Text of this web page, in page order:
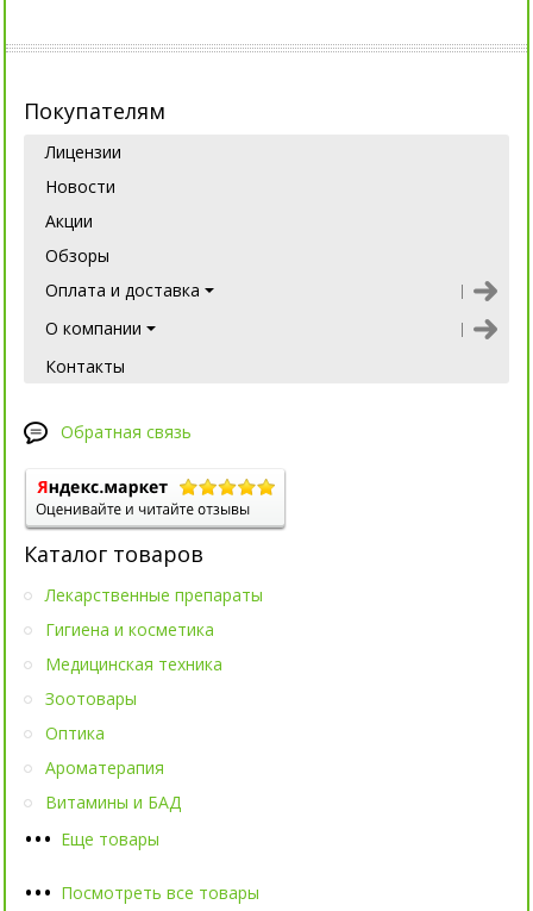
Покупателям
Лицензии
Новости
Акции
Обзоры
Оплата и доставка
О компании
Контакты
Обратная связь
Каталог товаров
••• Еще товары
Лекарственные препараты
Гигиена и косметика
Медицинская техника
Зоотовары
Оптика
Ароматерапия
Витамины и БАД
••• Посмотреть все товары